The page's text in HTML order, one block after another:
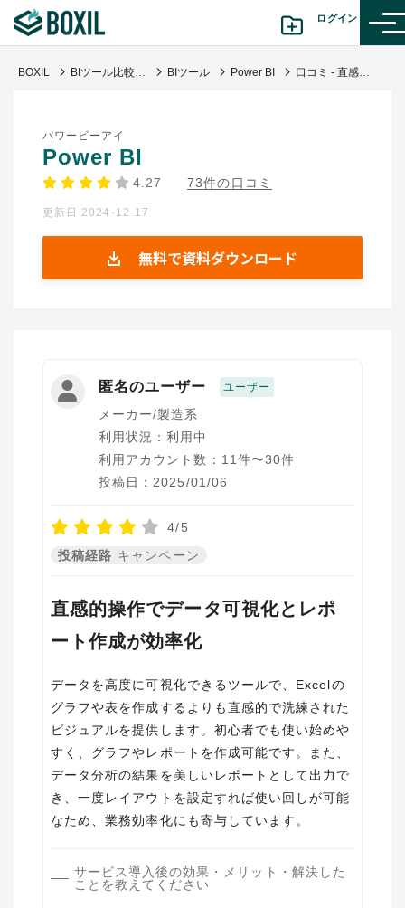
ログイン
診断から探す(β版)
BOXILの使い方ガイド 情報掲載をご希望の方へ
BOXIL BIツール比較24選 わかりやすい種類・選び方・おすすめサービス BIツール Power BI 口コミ - 直感的操作でデータ可視化とレポート作成が効率化
パワービーアイ
Power BI
4.27 73件の口コミ
更新日 2024-12-17
無料で資料ダウンロード
匿名のユーザー ユーザー
メーカー/製造系
利用状況：利用中
利用アカウント数：11件〜30件
投稿日：2025/01/06
4/5
投稿経路 キャンペーン
直感的操作でデータ可視化とレポ
ート作成が効率化
データを高度に可視化できるツールで、Excelの
グラフや表を作成するよりも直感的で洗練された
ビジュアルを提供します。初心者でも使い始めや
すく、グラフやレポートを作成可能です。また、
データ分析の結果を美しいレポートとして出力で
き、一度レイアウトを設定すれば使い回しが可能
なため、業務効率化にも寄与しています。
サービス導入後の効果・メリット・解決した
ことを教えてください